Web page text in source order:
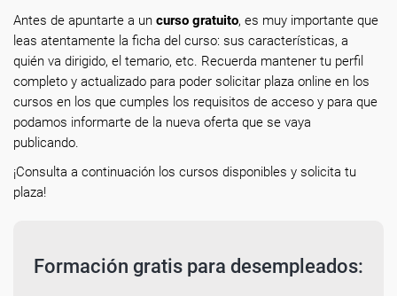
Antes de apuntarte a un curso gratuito, es muy importante que
leas atentamente la ficha del curso: sus características, a
quién va dirigido, el temario, etc. Recuerda mantener tu perfil
completo y actualizado para poder solicitar plaza online en los
cursos en los que cumples los requisitos de acceso y para que
podamos informarte de la nueva oferta que se vaya
publicando.
¡Consulta a continuación los cursos disponibles y solicita tu
plaza!
Formación gratis para desempleados: